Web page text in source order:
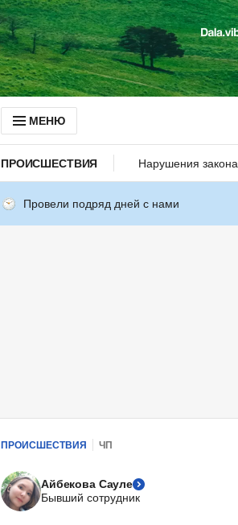
МЕНЮ
ПРОИСШЕСТВИЯ Нарушения закона
Провели подряд дней с нами
ПРОИСШЕСТВИЯ ЧП
Айбекова Сауле
Бывший сотрудник